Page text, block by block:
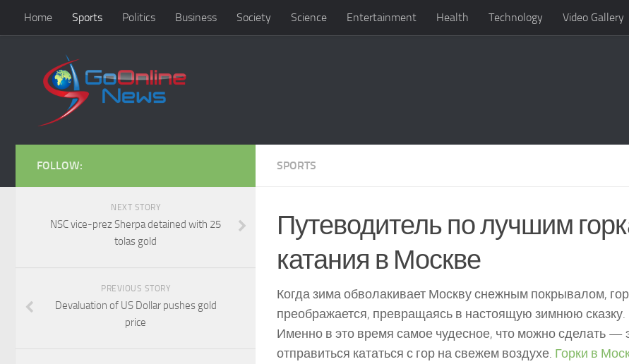
Home Sports Politics Business Society Science Entertainment Health Technology Video Gallery
SPORTS
Путеводитель по лучшим
катания в Москве
Когда зима обволакивает Москву снежным покрывалом,
преображается, превращаясь в настоящую зимнюю сказку.
Именно в это время самое чудесное, что можно сделать —
отправиться кататься с гор на свежем воздухе. Горки в
FOLLOW:
NEXT STORY
NSC vice-prez Sherpa detained with 25
tolas gold
PREVIOUS STORY
Devaluation of US Dollar pushes gold
price